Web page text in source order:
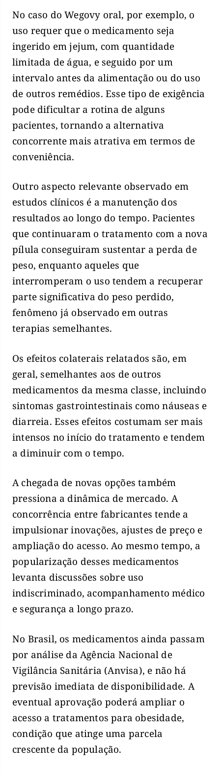
No caso do Wegovy oral, por exemplo, o
uso requer que o medicamento seja
ingerido em jejum, com quantidade
limitada de água, e seguido por um
intervalo antes da alimentação ou do uso
de outros remédios. Esse tipo de exigência
pode dificultar a rotina de alguns
pacientes, tornando a alternativa
concorrente mais atrativa em termos de
conveniência.
Outro aspecto relevante observado em
estudos clínicos é a manutenção dos
resultados ao longo do tempo. Pacientes
que continuaram o tratamento com a nova
pílula conseguiram sustentar a perda de
peso, enquanto aqueles que
interromperam o uso tendem a recuperar
parte significativa do peso perdido,
fenômeno já observado em outras
terapias semelhantes.
Os efeitos colaterais relatados são, em
geral, semelhantes aos de outros
medicamentos da mesma classe, incluindo
sintomas gastrointestinais como náuseas e
diarreia. Esses efeitos costumam ser mais
intensos no início do tratamento e tendem
a diminuir com o tempo.
A chegada de novas opções também
pressiona a dinâmica de mercado. A
concorrência entre fabricantes tende a
impulsionar inovações, ajustes de preço e
ampliação do acesso. Ao mesmo tempo, a
popularização desses medicamentos
levanta discussões sobre uso
indiscriminado, acompanhamento médico
e segurança a longo prazo.
No Brasil, os medicamentos ainda passam
por análise da Agência Nacional de
Vigilância Sanitária (Anvisa), e não há
previsão imediata de disponibilidade. A
eventual aprovação poderá ampliar o
acesso a tratamentos para obesidade,
condição que atinge uma parcela
crescente da população.